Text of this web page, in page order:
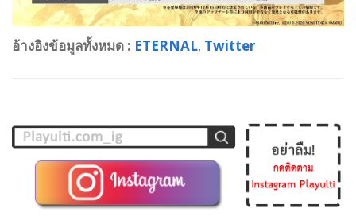
อ้างอิงข้อมูลทั้งหมด : ETERNAL, Twitter